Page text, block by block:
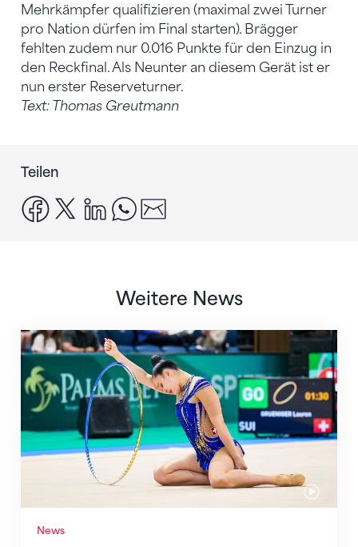
Mehrkämpfer qualifizieren (maximal zwei Turner
pro Nation dürfen im Final starten). Brägger
fehlten zudem nur 0.016 Punkte für den Einzug in
den Reckfinal. Als Neunter an diesem Gerät ist er
nun erster Reserveturner.
Text: Thomas Greutmann
Teilen
facebook
x linkedinwhatsapp
Weitere News
News
Nächster Halt: Weltmeisterschaft